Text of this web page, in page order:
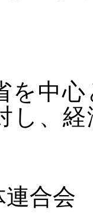
を中
し、
連合会